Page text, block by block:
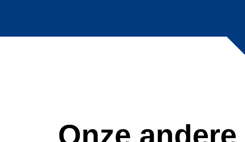
Onze andere